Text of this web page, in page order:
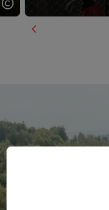
Start Copyright